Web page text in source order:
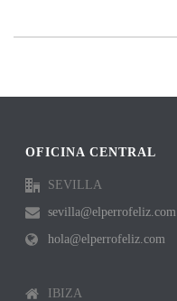
OFICINA CENTRAL
SEVILLA
sevilla@elperrofeliz.com
hola@elperrofeliz.com
IBIZA